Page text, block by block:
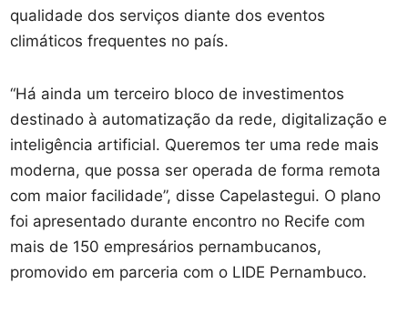
qualidade dos serviços diante dos eventos
climáticos frequentes no país.
“Há ainda um terceiro bloco de investimentos
destinado à automatização da rede, digitalização e
inteligência artificial. Queremos ter uma rede mais
moderna, que possa ser operada de forma remota
com maior facilidade”, disse Capelastegui. O plano
foi apresentado durante encontro no Recife com
mais de 150 empresários pernambucanos,
promovido em parceria com o LIDE Pernambuco.